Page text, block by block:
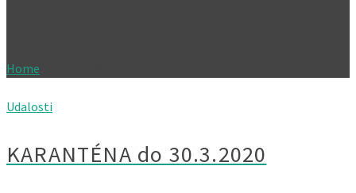
Home
Udalosti
KARANTÉNA do 30.3.2020